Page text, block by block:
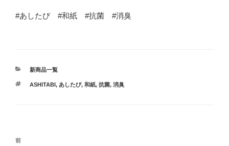
#あしたび #和紙 #抗菌 #消臭
カ
ゴ
新商品一覧
タ
ASHITABI, あしたび, 和紙, 抗菌, 消臭
投
過
前